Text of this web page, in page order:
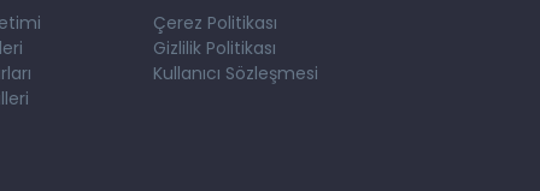
Çerez Politikası
Gizlilik Politikası
Kullanıcı Sözleşmesi